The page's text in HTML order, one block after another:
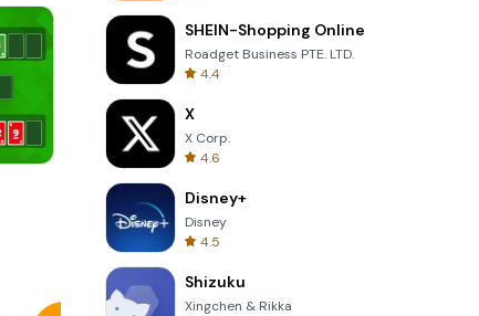
Totemia Cursed Marbels
SHEIN-Shopping Online
Roadget Business PTE. LTD.
4.4
X
X Corp.
4.6
Disney+
Disney
4.5
Shizuku
Xingchen & Rikka